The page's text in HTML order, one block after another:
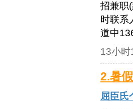
招兼职
时联系
道中
13小
2.暑
屈臣氏